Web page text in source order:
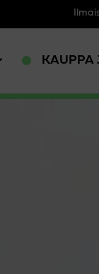
KAUPPA